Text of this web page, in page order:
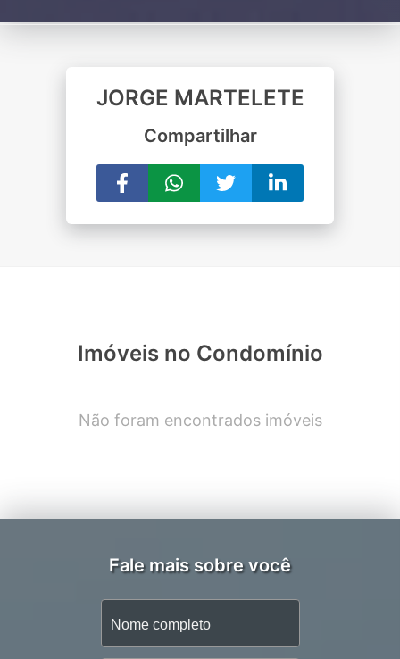
JORGE MARTELETE
Compartilhar
Imóveis no Condomínio
Não foram encontrados imóveis
Fale mais sobre você